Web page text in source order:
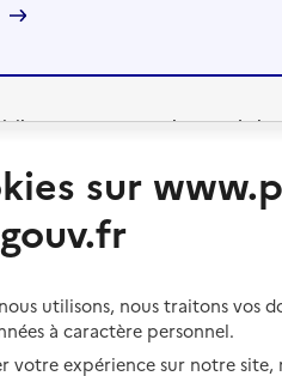
à domicile
à domicile
temporaire
Changer de
Les questions à
Vivre chez un
sur
utilisons, nous traitons vos
à caractère personnel.
votre expérience sur notre site,